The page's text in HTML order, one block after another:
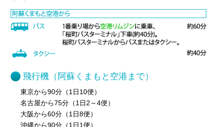
飛行機（阿蘇くまもと空港まで）
東京から90分（1日10便）
名古屋から75分（1日2～4便）
大阪から60分（1日8便）
沖縄から90分（1日1便）